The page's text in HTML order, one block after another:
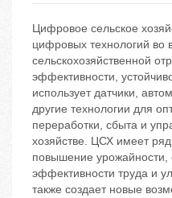
Цифровое сельское
цифровых технологий во
сельскохозяйственной
эффективности,
использует датчики,
другие технологии для
переработки, сбыта и
хозяйстве. ЦСХ имеет
повышение урожайности,
эффективности труда и
также создает новые